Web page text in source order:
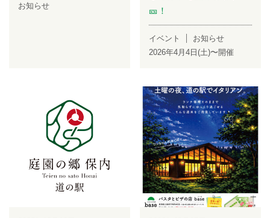
お知らせ
🎫！
イベント
お知らせ
2026年4月4日(土)〜開催